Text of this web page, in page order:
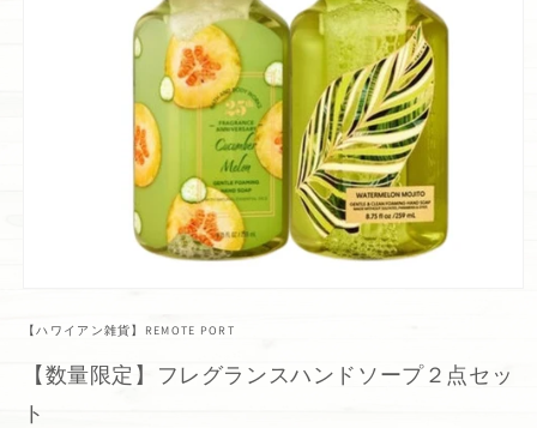
【ハワイアン雑貨】REMOTE PORT
【数量限定】フレグランスハンドソープ２点セッ
ト